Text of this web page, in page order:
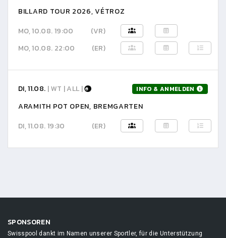
BILLARD TOUR 2026, VÉTROZ
MO, 10.08. 19:00
(VR)
MO, 10.08. 22:00
(ER)
DI, 11.08. | WT | ALL | INFO & ANMELDEN
ARAMITH POT OPEN, BREMGARTEN
DI, 11.08. 19:30
(ER)
SPONSOREN
Swisspool dankt im Namen unserer Sportler, für die Unterstützung